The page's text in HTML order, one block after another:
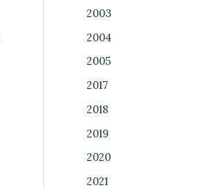
2003
2004
2005
2017
2018
2019
2020
2021